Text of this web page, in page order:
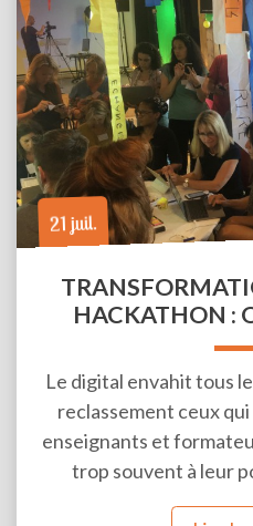
21 juil.
HACKATHON :
Le digital envahit tous
reclassement ceux qui
enseignants et
trop souvent à leur